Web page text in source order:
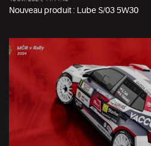
Nouveau produit : Lube S/03 5W30